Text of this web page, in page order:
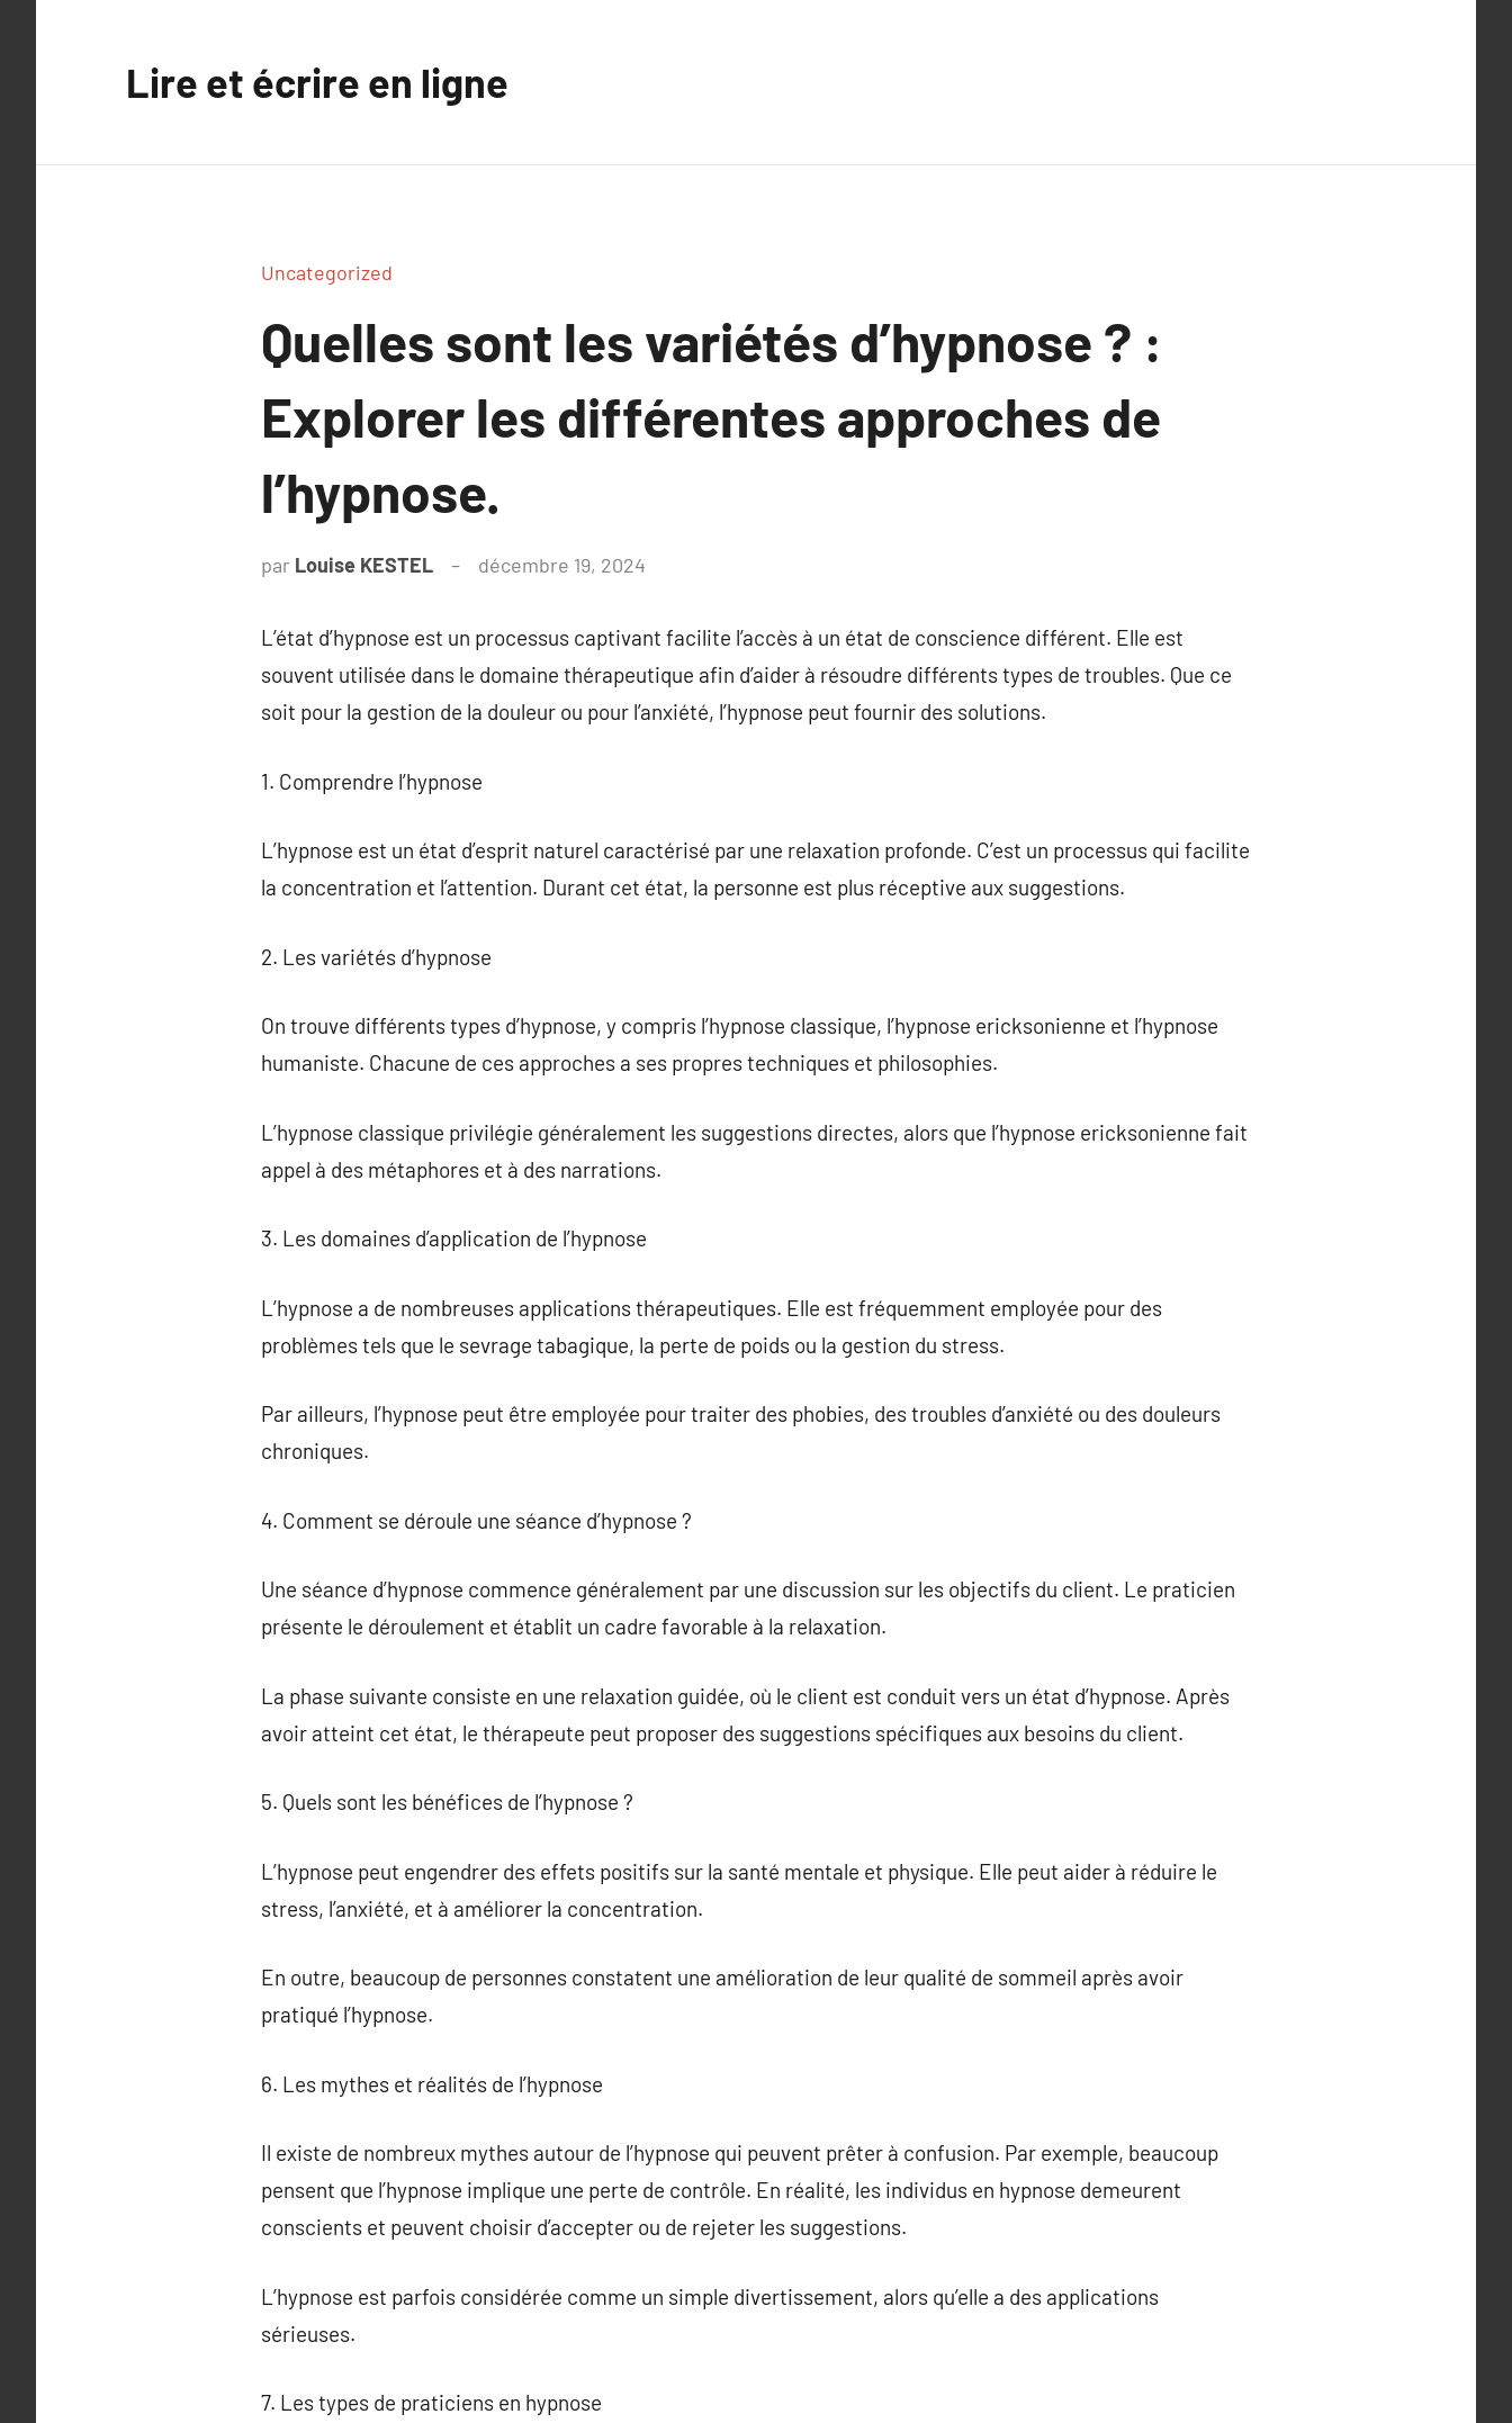
Lire et écrire en ligne
Uncategorized
Quelles sont les variétés d’hypnose ? :
Explorer les différentes approches de
l’hypnose.
par Louise KESTEL décembre 19, 2024
L’état d’hypnose est un processus captivant facilite l’accès à un état de conscience différent. Elle est
souvent utilisée dans le domaine thérapeutique afin d’aider à résoudre différents types de troubles. Que ce
soit pour la gestion de la douleur ou pour l’anxiété, l’hypnose peut fournir des solutions.
1. Comprendre l’hypnose
L’hypnose est un état d’esprit naturel caractérisé par une relaxation profonde. C’est un processus qui facilite
la concentration et l’attention. Durant cet état, la personne est plus réceptive aux suggestions.
2. Les variétés d’hypnose
On trouve différents types d’hypnose, y compris l’hypnose classique, l’hypnose ericksonienne et l’hypnose
humaniste. Chacune de ces approches a ses propres techniques et philosophies.
L’hypnose classique privilégie généralement les suggestions directes, alors que l’hypnose ericksonienne fait
appel à des métaphores et à des narrations.
3. Les domaines d’application de l’hypnose
L’hypnose a de nombreuses applications thérapeutiques. Elle est fréquemment employée pour des
problèmes tels que le sevrage tabagique, la perte de poids ou la gestion du stress.
Par ailleurs, l’hypnose peut être employée pour traiter des phobies, des troubles d’anxiété ou des douleurs
chroniques.
4. Comment se déroule une séance d’hypnose ?
Une séance d’hypnose commence généralement par une discussion sur les objectifs du client. Le praticien
présente le déroulement et établit un cadre favorable à la relaxation.
La phase suivante consiste en une relaxation guidée, où le client est conduit vers un état d’hypnose. Après
avoir atteint cet état, le thérapeute peut proposer des suggestions spécifiques aux besoins du client.
5. Quels sont les bénéfices de l’hypnose ?
L’hypnose peut engendrer des effets positifs sur la santé mentale et physique. Elle peut aider à réduire le
stress, l’anxiété, et à améliorer la concentration.
En outre, beaucoup de personnes constatent une amélioration de leur qualité de sommeil après avoir
pratiqué l’hypnose.
6. Les mythes et réalités de l’hypnose
Il existe de nombreux mythes autour de l’hypnose qui peuvent prêter à confusion. Par exemple, beaucoup
pensent que l’hypnose implique une perte de contrôle. En réalité, les individus en hypnose demeurent
conscients et peuvent choisir d’accepter ou de rejeter les suggestions.
L’hypnose est parfois considérée comme un simple divertissement, alors qu’elle a des applications
sérieuses.
7. Les types de praticiens en hypnose